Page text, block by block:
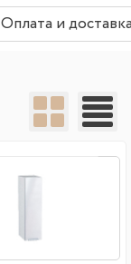
Оплата и